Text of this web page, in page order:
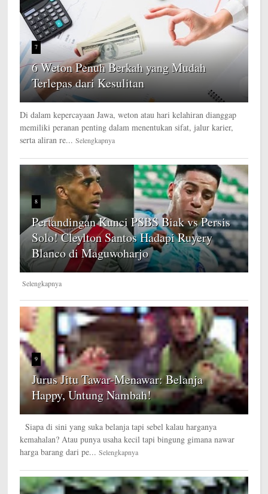
7
6 Weton Penuh Berkah yang Mudah
Terlepas dari Kesulitan
Di dalam kepercayaan Jawa, weton atau hari kelahiran dianggap
memiliki peranan penting dalam menentukan sifat, jalur karier,
serta aliran re... Selengkapnya
8
Pertandingan Kunci PSBS Biak vs Persis
Solo! Cleylton Santos Hadapi Ruyery
Blanco di Maguwoharjo
Selengkapnya
9
Jurus Jitu Tawar-Menawar: Belanja
Happy, Untung Nambah!
Siapa di sini yang suka belanja tapi sebel kalau harganya
kemahalan? Atau punya usaha kecil tapi bingung gimana nawar
harga barang dari pe... Selengkapnya